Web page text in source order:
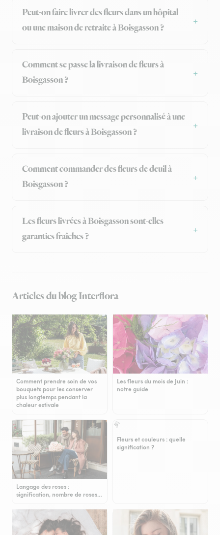
Peut-on faire livrer des fleurs dans un hôpital
ou une maison de retraite à Boisgasson ?
Comment se passe la livraison de fleurs à
Boisgasson ?
Peut-on ajouter un message personnalisé à une
livraison de fleurs à Boisgasson ?
Comment commander des fleurs de deuil à
Boisgasson ?
Les fleurs livrées à Boisgasson sont-elles
garanties fraîches ?
Articles du blog Interflora
Comment prendre soin de vos
bouquets pour les conserver
plus longtemps pendant la
chaleur estivale
Les fleurs du mois de Juin :
notre guide
Langage des roses :
signification, nombre de roses…
Fleurs et couleurs : quelle
signification ?